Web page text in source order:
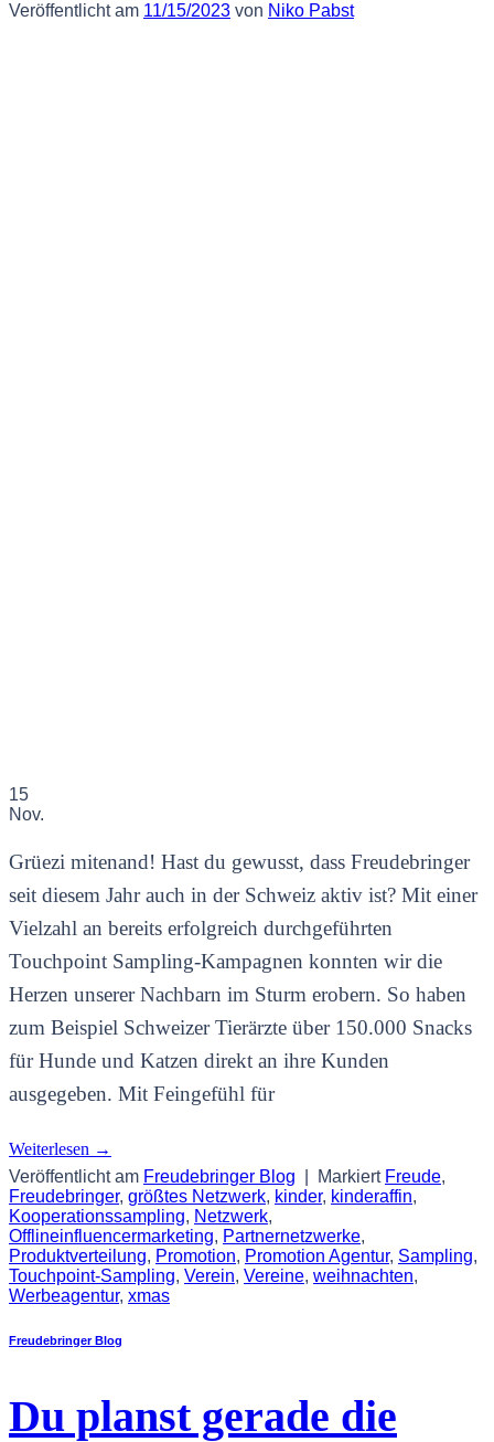
Veröffentlicht am 11/15/2023 von Niko Pabst
15
Nov.
Grüezi mitenand! Hast du gewusst, dass Freudebringer
seit diesem Jahr auch in der Schweiz aktiv ist? Mit einer
Vielzahl an bereits erfolgreich durchgeführten
Touchpoint Sampling-Kampagnen konnten wir die
Herzen unserer Nachbarn im Sturm erobern. So haben
zum Beispiel Schweizer Tierärzte über 150.000 Snacks
für Hunde und Katzen direkt an ihre Kunden
ausgegeben. Mit Feingefühl für
Weiterlesen →
Veröffentlicht am Freudebringer Blog Markiert Freude,
Freudebringer, größtes Netzwerk, kinder, kinderaffin,
Kooperationssampling, Netzwerk,
Offlineinfluencermarketing, Partnernetzwerke,
Produktverteilung, Promotion, Promotion Agentur, Sampling,
Touchpoint-Sampling, Verein, Vereine, weihnachten,
Werbeagentur, xmas
Freudebringer Blog
Du planst gerade die